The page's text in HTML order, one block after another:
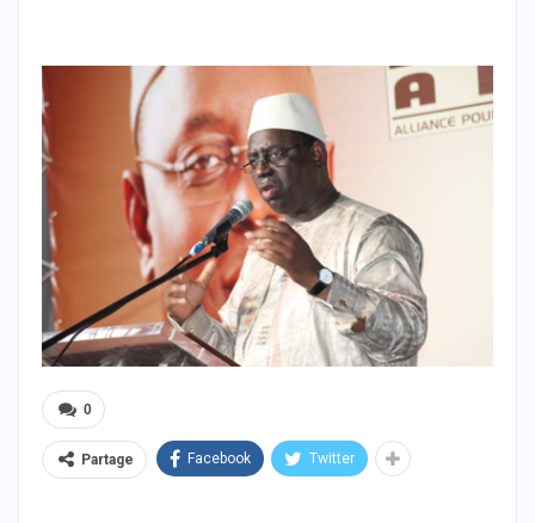
0
Partage Facebook Twitter